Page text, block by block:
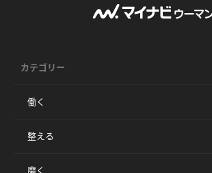
カテゴリー
働く
整える
磨く